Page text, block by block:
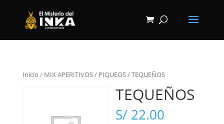
Inicio / MIX APERITIVOS/ PIQUEOS/TEQUEÑOS
TEQUEÑOS
S/ 22.00